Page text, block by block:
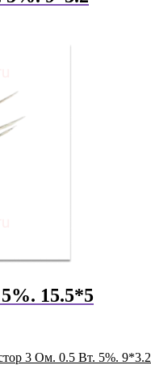
15.5*5
3 Ом. 0.5 Вт. 5%. 9*3.2